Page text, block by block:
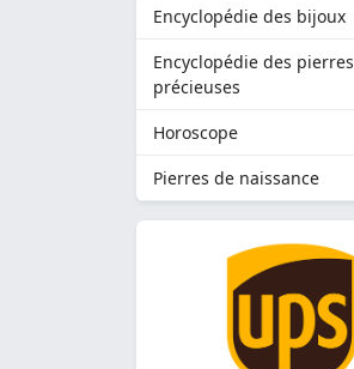
Encyclopédie des bijoux
Encyclopédie des pierres
précieuses
Horoscope
Pierres de naissance